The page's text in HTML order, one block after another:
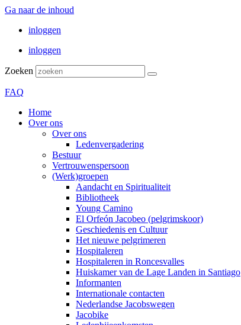
Ga naar de inhoud
inloggen
inloggen
Zoeken
FAQ
Home
Over ons
Over ons
Ledenvergadering
Bestuur
Vertrouwenspersoon
(Werk)groepen
Aandacht en Spiritualiteit
Bibliotheek
Young Camino
El Orfeón Jacobeo (pelgrimskoor)
Geschiedenis en Cultuur
Het nieuwe pelgrimeren
Hospitaleren
Hospitaleren in Roncesvalles
Huiskamer van de Lage Landen in Santiago
Informanten
Internationale contacten
Nederlandse Jacobswegen
Jacobike